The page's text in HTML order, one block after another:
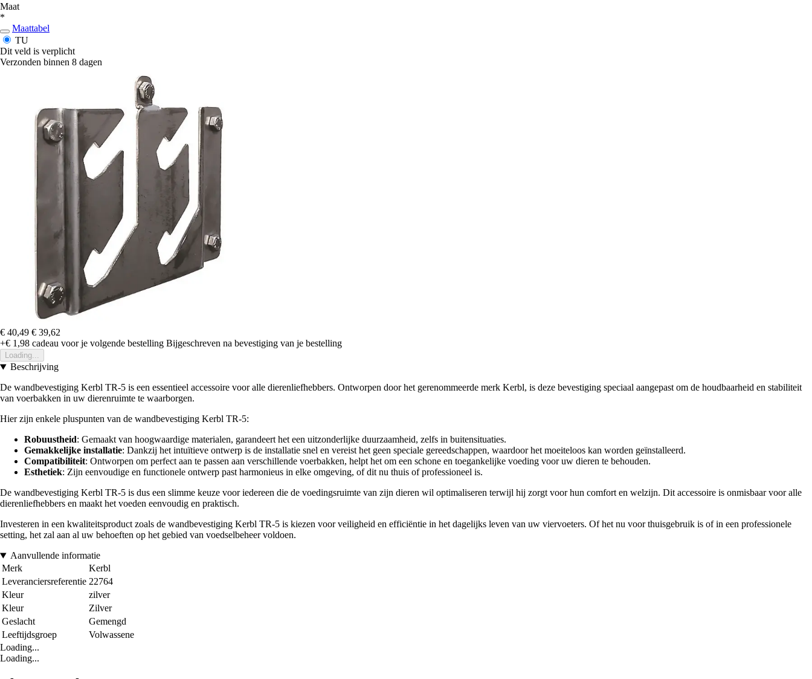
Maat
*
Maattabel
TU
Dit veld is verplicht
Verzonden binnen 8 dagen
€ 40,49 € 39,62
+€ 1,98 cadeau voor je volgende bestelling Bijgeschreven na bevestiging van je bestelling
Loading...
Beschrijving
De wandbevestiging Kerbl TR-5 is een essentieel accessoire voor alle dierenliefhebbers. Ontworpen door het gerenommeerde merk Kerbl, is deze bevestiging speciaal aangepast om de houdbaarheid en stabiliteit
van voerbakken in uw dierenruimte te waarborgen.
Hier zijn enkele pluspunten van de wandbevestiging Kerbl TR-5:
Robuustheid: Gemaakt van hoogwaardige materialen, garandeert het een uitzonderlijke duurzaamheid, zelfs in buitensituaties.
Gemakkelijke installatie: Dankzij het intuïtieve ontwerp is de installatie snel en vereist het geen speciale gereedschappen, waardoor het moeiteloos kan worden geïnstalleerd.
Compatibiliteit: Ontworpen om perfect aan te passen aan verschillende voerbakken, helpt het om een schone en toegankelijke voeding voor uw dieren te behouden.
Esthetiek: Zijn eenvoudige en functionele ontwerp past harmonieus in elke omgeving, of dit nu thuis of professioneel is.
De wandbevestiging Kerbl TR-5 is dus een slimme keuze voor iedereen die de voedingsruimte van zijn dieren wil optimaliseren terwijl hij zorgt voor hun comfort en welzijn. Dit accessoire is onmisbaar voor alle
dierenliefhebbers en maakt het voeden eenvoudig en praktisch.
Investeren in een kwaliteitsproduct zoals de wandbevestiging Kerbl TR-5 is kiezen voor veiligheid en efficiëntie in het dagelijks leven van uw viervoeters. Of het nu voor thuisgebruik is of in een professionele
setting, het zal aan al uw behoeften op het gebied van voedselbeheer voldoen.
Aanvullende informatie
Merk
Kerbl
Leveranciersreferentie 22764
Kleur
zilver
Kleur
Zilver
Geslacht
Gemengd
Leeftijdsgroep
Volwassene
Loading...
Loading...